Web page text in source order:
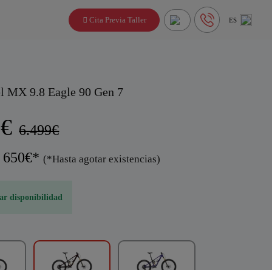
Cita Previa Taller ES
MX 9.8 Eagle 90 Gen 7
6.499€
650€*(*Hasta agotar existencias)
disponibilidad